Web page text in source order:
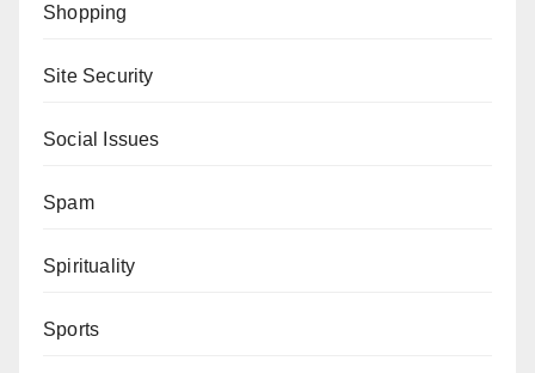
Shopping
Site Security
Social Issues
Spam
Spirituality
Sports